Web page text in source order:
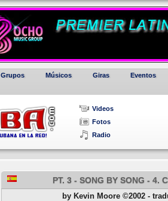
Grupos Músicos Giras Eventos
Videos
Fotos
Radio
PT. 3 - SONG BY SONG - 4.
by Kevin Moore ©2002 -